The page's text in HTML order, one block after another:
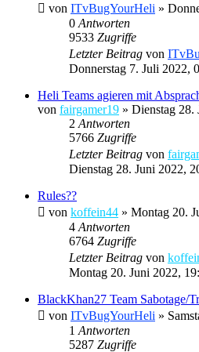
von ITvBugYourHeli »
0 Antworten
9533 Zugriffe
Letzter Beitrag von
Donnerstag 7. Juli 2022,
Heli Teams agieren mit
von fairgamer19 » Dienstag 28.
2 Antworten
5766 Zugriffe
Letzter Beitrag von
Dienstag 28. Juni 2022,
Rules??
von koffein44 » Montag 20.
4 Antworten
6764 Zugriffe
Letzter Beitrag von
Montag 20. Juni 2022,
BlackKhan27 Team Sabotage/
von ITvBugYourHeli »
1 Antworten
5287 Zugriffe